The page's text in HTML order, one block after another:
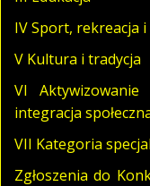
IV Sport, rekreacja
V Kultura i tradycja
VI
integracja
VII Kategoria
Zgłoszenia do